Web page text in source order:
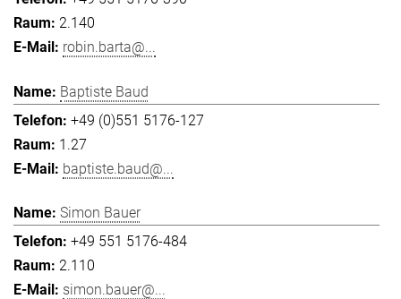
2.140
robin.barta@...
Baptiste Baud
+49 (0)551 5176-127
1.27
baptiste.baud@...
Simon Bauer
+49 551 5176-484
2.110
simon.bauer@...